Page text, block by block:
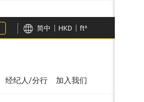
简中 HKD ft²
经纪人/分行 加入我们